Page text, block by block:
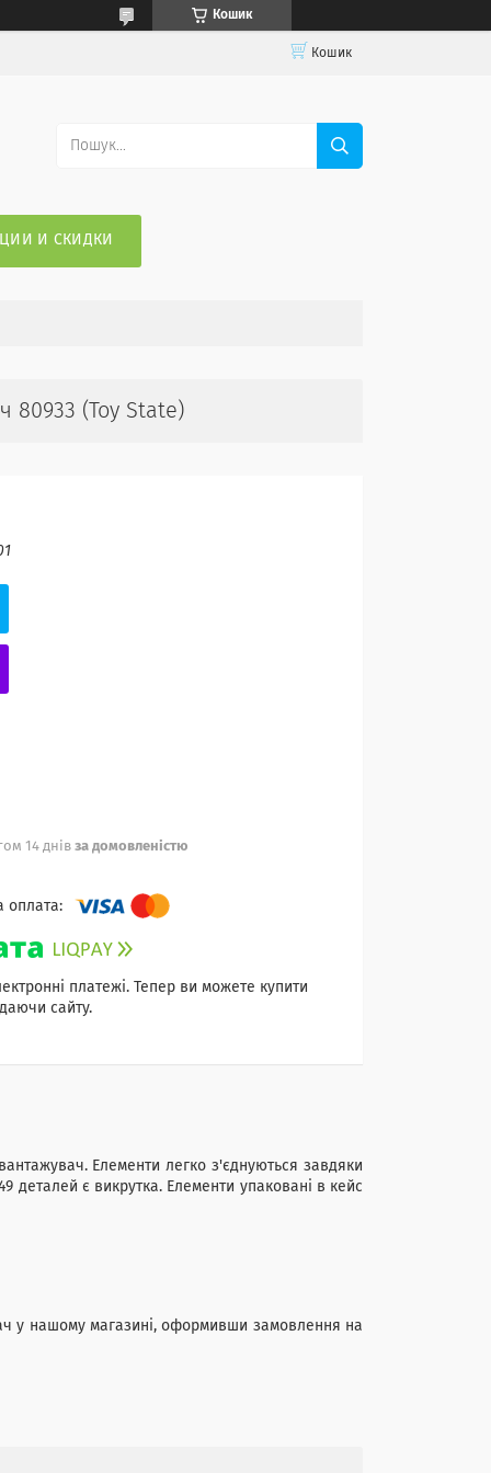
Кошик
Кошик
И СКИДКИ
80933 (Toy State)
14 днів за домовленістю
платежі. Тепер ви можете купити
сайту.
Елементи легко з'єднуються завдяки
деталей є викрутка. Елементи упаковані в кейс
у нашому магазині, оформивши замовлення на